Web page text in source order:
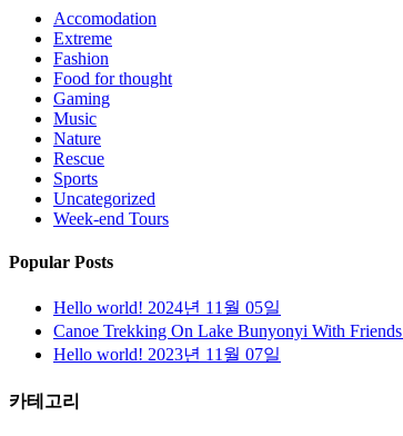
Accomodation
Extreme
Fashion
Food for thought
Gaming
Music
Nature
Rescue
Sports
Uncategorized
Week-end Tours
Popular Posts
Hello world! 2024년 11월 05일
Canoe Trekking On Lake Bunyonyi With Friends
Hello world! 2023년 11월 07일
카테고리